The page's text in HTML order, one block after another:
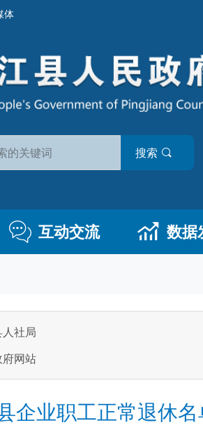
体
搜索
互动交流 数据
社局
网站
企业职工正常退休名